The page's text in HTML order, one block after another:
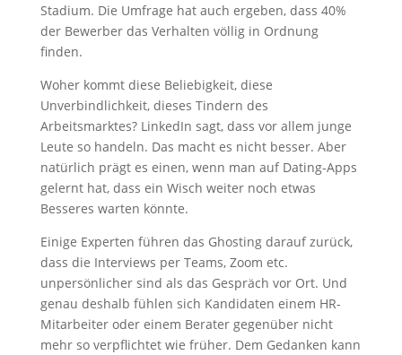
Stadium. Die Umfrage hat auch ergeben, dass 40%
der Bewerber das Verhalten völlig in Ordnung
finden.
Woher kommt diese Beliebigkeit, diese
Unverbindlichkeit, dieses Tindern des
Arbeitsmarktes? LinkedIn sagt, dass vor allem junge
Leute so handeln. Das macht es nicht besser. Aber
natürlich prägt es einen, wenn man auf Dating-Apps
gelernt hat, dass ein Wisch weiter noch etwas
Besseres warten könnte.
Einige Experten führen das Ghosting darauf zurück,
dass die Interviews per Teams, Zoom etc.
unpersönlicher sind als das Gespräch vor Ort. Und
genau deshalb fühlen sich Kandidaten einem HR-
Mitarbeiter oder einem Berater gegenüber nicht
mehr so verpflichtet wie früher. Dem Gedanken kann